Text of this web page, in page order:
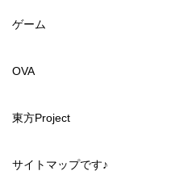
ゲーム
OVA
東方Project
サイトマップです♪